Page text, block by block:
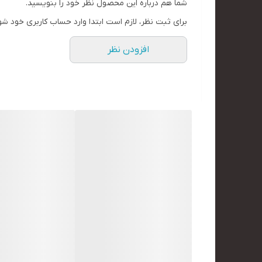
شما هم درباره این محصول نظر خود را بنویسید.
برای ثبت نظر، لازم است ابتدا وارد حساب کاربری خود
افزودن نظر